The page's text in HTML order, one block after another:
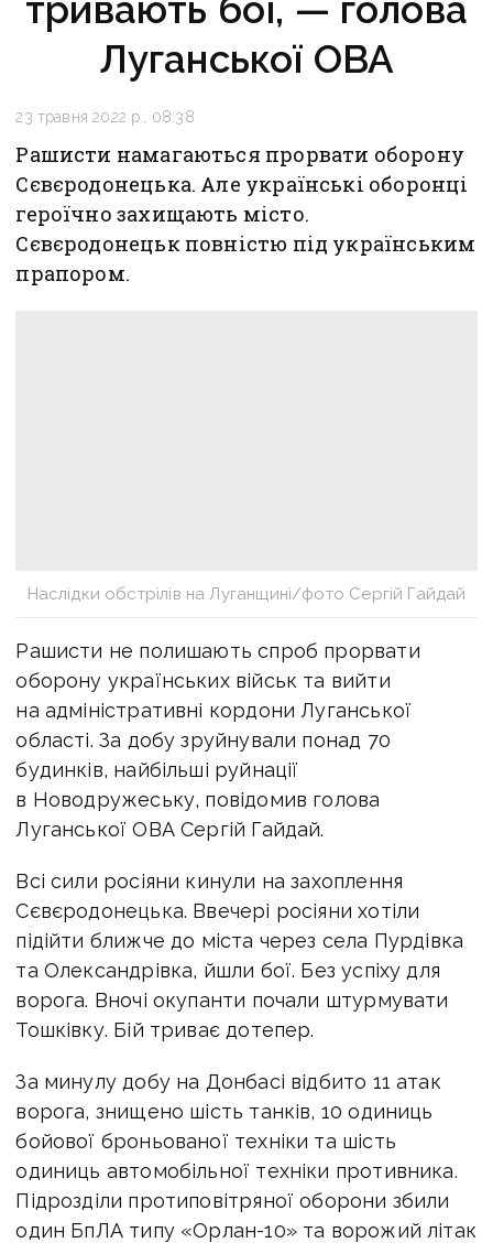
тривають бої, — голова
Луганської ОВА
23 травня 2022 р., 08:38
Рашисти намагаються прорвати оборону
Сєвєродонецька. Але українські оборонці
героїчно захищають місто.
Сєвєродонецьк повністю під українським
прапором.
Наслідки обстрілів на Луганщині/фото Сергій Гайдай
Рашисти не полишають спроб прорвати
оборону українських військ та вийти
на адміністративні кордони Луганської
області. За добу зруйнували понад 70
будинків, найбільші руйнації
в Новодружеську, повідомив голова
Луганської ОВА Сергій Гайдай.
Всі сили росіяни кинули на захоплення
Сєвєродонецька. Ввечері росіяни хотіли
підійти ближче до міста через села Пурдівка
та Олександрівка, йшли бої. Без успіху для
ворога. Вночі окупанти почали штурмувати
Тошківку. Бій триває дотепер.
За минулу добу на Донбасі відбито 11 атак
ворога, знищено шість танків, 10 одиниць
бойової броньованої техніки та шість
одиниць автомобільної техніки противника.
Підрозділи протиповітряної оборони збили
один БпЛА типу «Орлан-10» та ворожий літак